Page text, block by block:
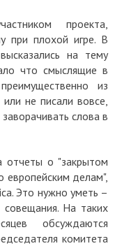
проекта,
при плохой игре. В
на тему
что смыслящие в
из
не писали вовсе,
слова в
отчеты о "закрытом
европейским делам",
Это нужно уметь –
совещания. На таких
обсуждаются
комитета